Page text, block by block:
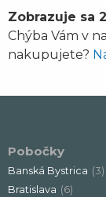
Zobrazuje sa
Chýba Vám v
nakupujete?
Pobočky
Banská Bystrica (3)
Bratislava (6)